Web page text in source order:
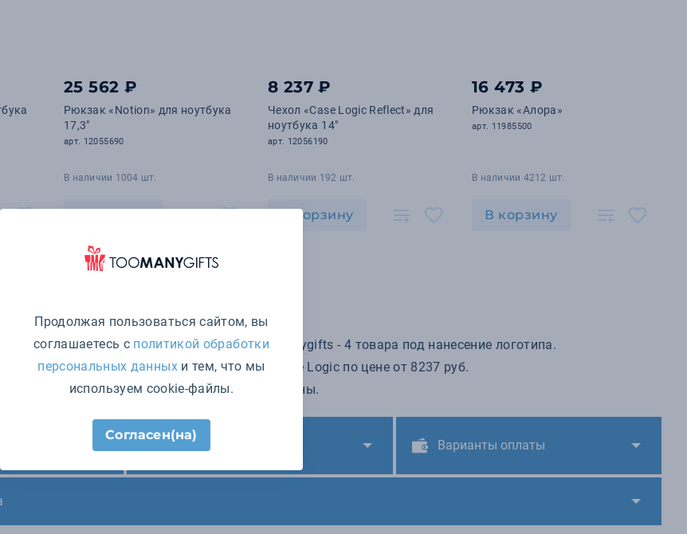
25 562 ₽
Рюкзак «Notion» для ноутбука
17,3"
арт. 12055690
В наличии 1004 шт.
8 237 ₽
Чехол «Case Logic Reflect» для
ноутбука 14"
арт. 12056190
В наличии 192 шт.
В корзину
16 473 ₽
Рюкзак «Алора»
арт. 11985500
В наличии 4212 шт.
В корзину
Case Logic в интернет-магазине Toomanygifts - 4 товара под нанесение логотипа.
продукции мелким и крупным оптом от Case Logic по цене от 8237 руб.
доставка по всей России и в другие страны.
и
Минимальный заказ Варианты оплаты
Продолжая пользоваться сайтом, вы
соглашаетесь с политикой обработки
персональных данныхи тем, что мы
используем cookie-файлы.
Согласен(на)